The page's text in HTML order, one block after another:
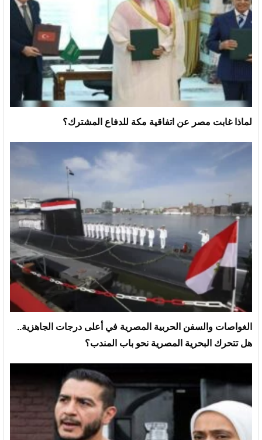
لماذا غابت مصر عن اتفاقية مكة للدفاع المشترك؟
الغواصات والسفن الحربية المصرية في أعلى درجات الجاهزية..
هل تتحرك البحرية المصرية نحو باب المندب؟